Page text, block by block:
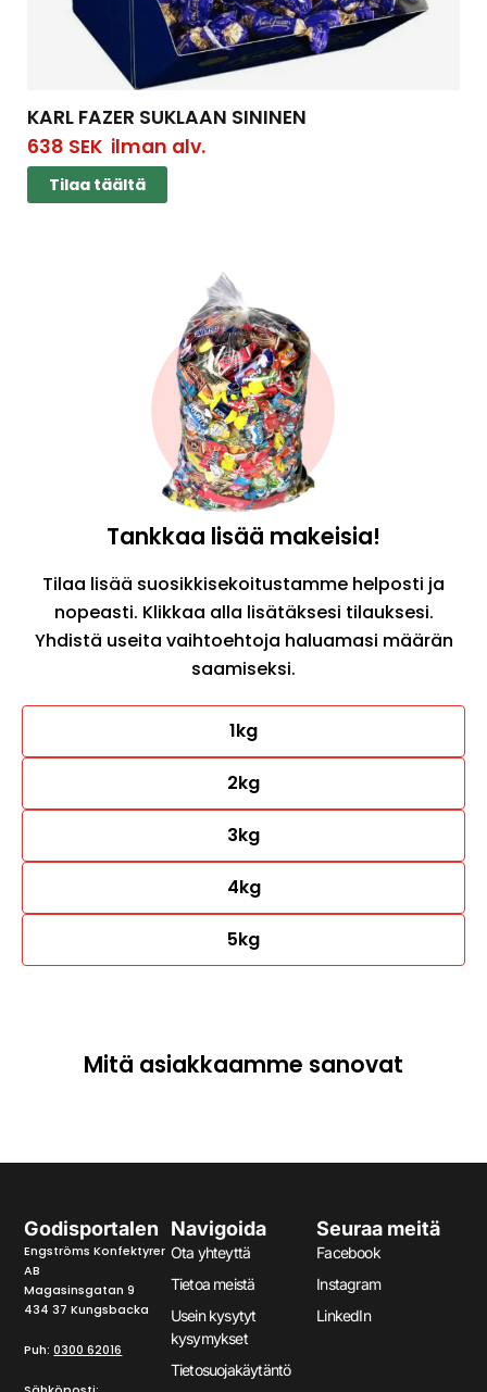
KARL FAZER SUKLAAN SININEN
638 SEKilman alv.
Tilaa täältä
Tankkaa lisää makeisia!
Tilaa lisää suosikkisekoitustamme helposti ja
nopeasti. Klikkaa alla lisätäksesi tilauksesi.
Yhdistä useita vaihtoehtoja haluamasi määrän
saamiseksi.
1kg
2kg
3kg
4kg
5kg
Mitä asiakkaamme sanovat
Godisportalen
Engströms Konfektyrer
AB
Magasinsgatan 9
434 37 Kungsbacka
Puh:0300 62016
Navigoida
Ota yhteyttä
Tietoa meistä
Usein kysytyt
kysymykset
Tietosuojakäytäntö
Seuraa meitä
Facebook
Instagram
LinkedIn